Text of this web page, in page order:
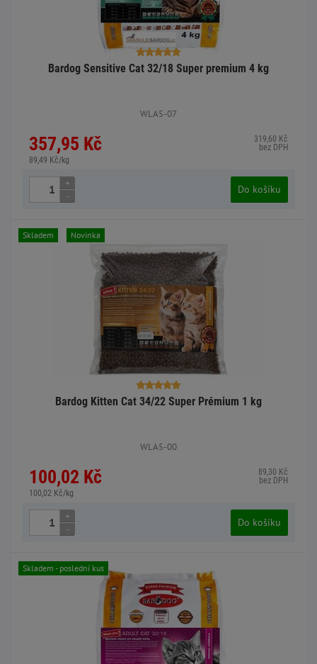
Bardog Sensitive Cat 32/18 Super premium 4 kg
WLA5-07
357,95 Kč
89,49 Kč/kg
319,60 Kč
bez DPH
+
-
Do košíku
Bardog Kitten Cat 34/22 Super Prémium 1 kg
WLA5-00
100,02 Kč
100,02 Kč/kg
89,30 Kč
bez DPH
Skladem Novinka
+
-
Do košíku
Skladem - poslední kus